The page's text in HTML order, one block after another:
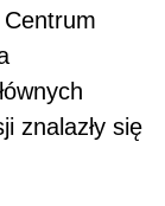
znalazły się